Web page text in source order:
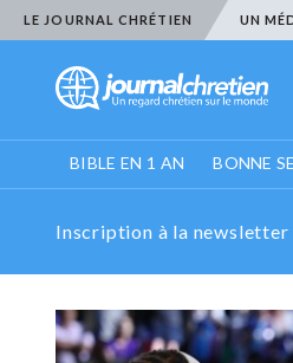
LE JOURNAL CHRÉTIEN UN
BIBLE EN 1 AN BONNE
Inscription à la newsletter